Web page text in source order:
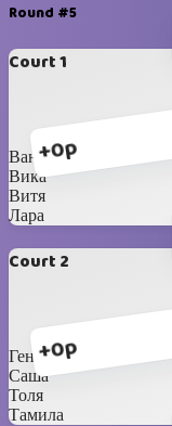
Round #5
Court 1
+0p
Ваня
Вика
Витя
Лара
Court 2
+0p
Гена
Саша
Толя
Тамила